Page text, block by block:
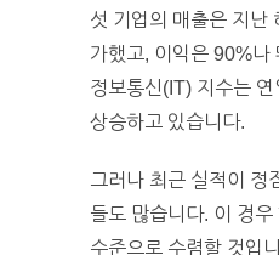
섯 기업의 매출은 지난
가했고, 이익은 90%
정보통신(IT) 지수는
상승하고 있습니다.
그러나 최근 실적이 정
들도 많습니다. 이 경
수준으로 수렴할 것입